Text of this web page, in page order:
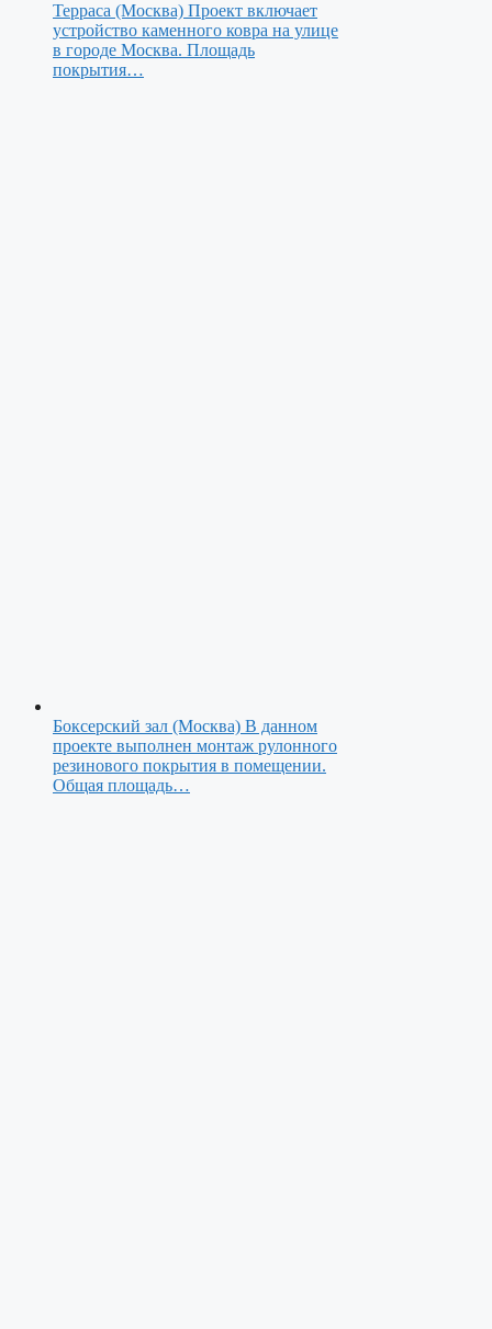
Терраса (Москва) Проект включает
устройство каменного ковра на улице
в городе Москва. Площадь
покрытия…
Боксерский зал (Москва) В данном
проекте выполнен монтаж рулонного
резинового покрытия в помещении.
Общая площадь…